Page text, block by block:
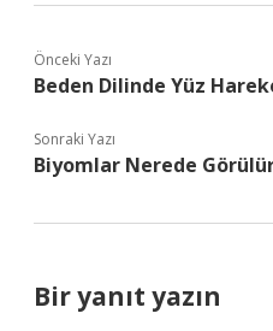
Önceki Yazı
Beden Dilinde Yüz
Sonraki Yazı
Biyomlar Nerede
Bir yanıt yazın